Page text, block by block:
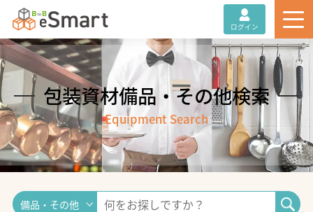
ログイン
包装資材備品・その他検索
Equipment Search
備品・その他